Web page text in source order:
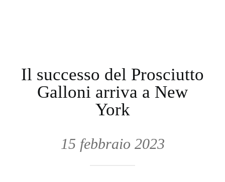
ITALIANO
RICERCA
Il successo del Prosciutto
Galloni arriva a New
York
15 febbraio 2023